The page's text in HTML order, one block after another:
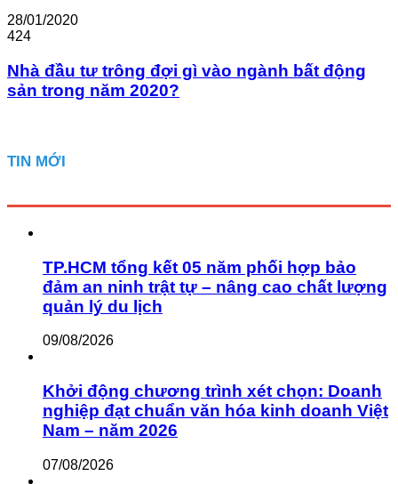
28/01/2020
424
Nhà đầu tư trông đợi gì vào ngành bất động
sản trong năm 2020?
TIN MỚI
TP.HCM tổng kết 05 năm phối hợp bảo
đảm an ninh trật tự – nâng cao chất lượng
quản lý du lịch
09/08/2026
Khởi động chương trình xét chọn: Doanh
nghiệp đạt chuẩn văn hóa kinh doanh Việt
Nam – năm 2026
07/08/2026